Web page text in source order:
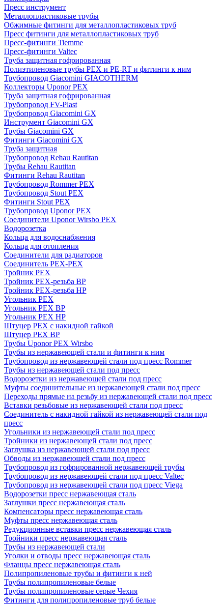
Пресс инструмент
Металлопластиковые трубы
Обжимные фитинги для металлопластиковых труб
Пресс фитинги для металлопластиковых труб
Пресс-фитинги Tiemme
Пресс-фитинги Valtec
Труба защитная гофрированная
Полиэтиленовые трубы PEX и PE-RT и фитинги к ним
Трубопровод Giacomini GIACOTHERM
Коллекторы Uponor PEX
Труба защитная гофрированная
Трубопровод FV-Plast
Трубопровод Giacomini GX
Инструмент Giacomini GX
Трубы Giacomini GX
Фитинги Giacomini GX
Труба защитная
Трубопровод Rehau Rautitan
Трубы Rehau Rautitan
Фитинги Rehau Rautitan
Трубопровод Rommer PEX
Трубопровод Stout PEX
Фитинги Stout PEX
Трубопровод Uponor PEX
Соединители Uponor Wirsbo PEX
Водорозетка
Кольца для водоснабжения
Кольца для отопления
Соединители для радиаторов
Соединитель PEX-PEX
Тройник PEX
Тройник PEX-резьба ВР
Тройник PEX-резьба НР
Угольник PEX
Угольник PEX ВР
Угольник PEX НР
Штуцер PEX c накидной гайкой
Штуцер PEX ВР
Трубы Uponor PEX Wirsbo
Трубы из нержавеющей стали и фитинги к ним
Трубопровод из нержавеющей стали под пресс Rommer
Трубы из нержавеющей стали под пресс
Водорозетки из нержавеющей стали под пресс
Муфты соединительные из нержавеющей стали под пресс
Переходы прямые на резьбу из нержавеющей стали под пресс
Вставки резьбовые из нержавеющей стали под пресс
Соединитель с накидной гайкой из нержавеющей стали под
пресс
Угольники из нержавеющей стали под пресс
Тройники из нержавеющей стали под пресс
Заглушка из нержавеющей стали под пресс
Обводы из нержавеющей стали под пресс
Трубопровод из гофрированной нержавеющей трубы
Трубопровод из нержавеющей стали под пресс Valtec
Трубопровод из нержавеющей стали под пресс Viega
Водорозетки пресс нержавеющая сталь
Заглушки пресс нержавеющая сталь
Компенсаторы пресс нержавеющая сталь
Муфты пресс нержавеющая сталь
Редукционные вставки пресс нержавеющая сталь
Тройники пресс нержавеющая сталь
Трубы из нержавеющей стали
Уголки и отводы пресс нержавеющая сталь
Фланцы пресс нержавеющая сталь
Полипропиленовые трубы и фитинги к ней
Трубы полипропиленовые белые
Трубы полипропиленовые серые Чехия
Фитинги для полипропиленовые труб белые